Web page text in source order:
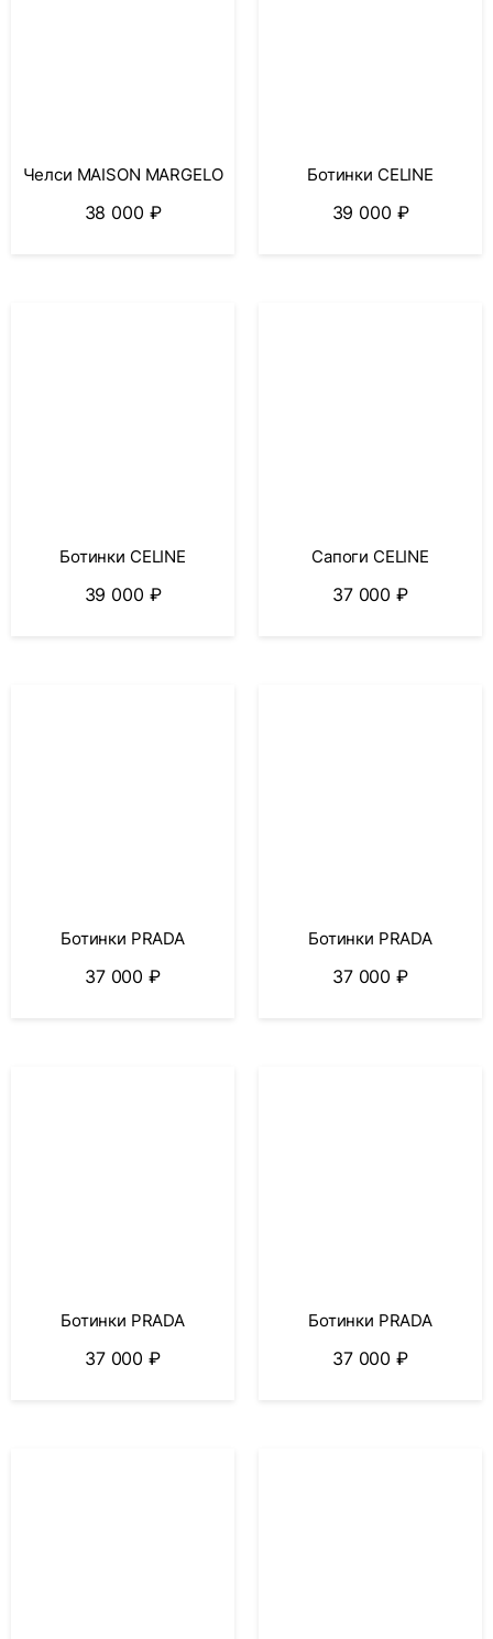
Челси MAISON MARGELO
38 000 ₽
Ботинки CELINE
39 000 ₽
Ботинки CELINE
39 000 ₽
Сапоги CELINE
37 000₽
Ботинки PRADA
37 000₽
Ботинки PRADA
37 000₽
Ботинки PRADA
37 000₽
Ботинки PRADA
37 000₽